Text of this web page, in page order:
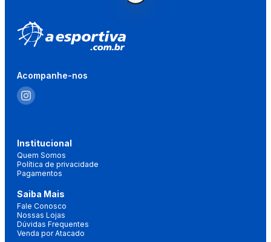
Acompanhe-nos
Institucional
Quem Somos
Política de privacidade
Pagamentos
Saiba Mais
Fale Conosco
Nossas Lojas
Dúvidas Frequentes
Venda por Atacado